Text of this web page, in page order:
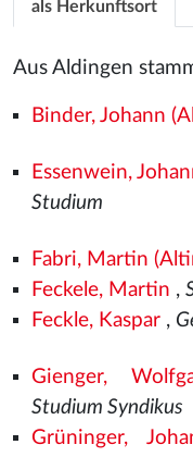
als Herkunftsort
Aus Aldingen
Binder, Johann
Essenwein,
Studium
Fabri, Martin
Feckele, Martin ,
Feckle, Kaspar,
Gienger,
Studium Syndikus
Grüninger,